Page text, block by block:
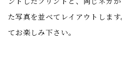
た写真を並べてレイアウトしま
てお楽しみ下さい。